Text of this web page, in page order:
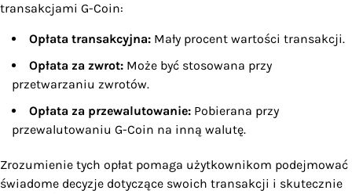
transakcjami G-Coin:
Opłata transakcyjna: Mały procent wartości transakcji.
Opłata za zwrot: Może być stosowana przy
przetwarzaniu zwrotów.
Opłata za przewalutowanie: Pobierana przy
przewalutowaniu G-Coin na inną walutę.
Zrozumienie tych opłat pomaga użytkownikom podejmować
świadome decyzje dotyczące swoich transakcji i skutecznie